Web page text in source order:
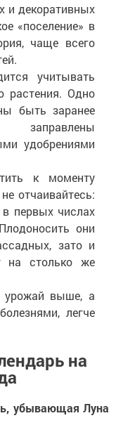
и декоративных
«поселение» в
чаще всего
учитывать
растения. Одно
быть заранее
заправлены
удобрениями
к моменту
отчаивайтесь:
первых числах
они
зато и
на столько же
урожай выше, а
легче
на
убывающая Луна